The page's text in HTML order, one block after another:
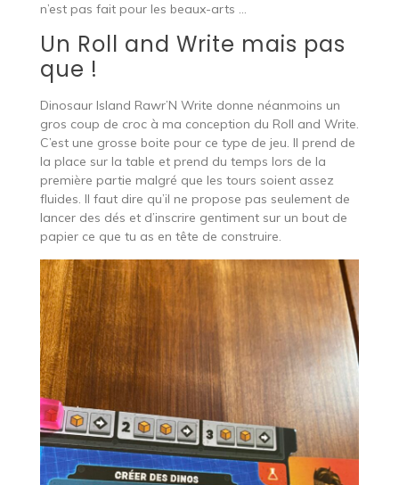
n’est pas fait pour les beaux-arts …
Un Roll and Write mais pas
que !
Dinosaur Island Rawr’N Write donne néanmoins un
gros coup de croc à ma conception du Roll and Write.
C’est une grosse boite pour ce type de jeu. Il prend de
la place sur la table et prend du temps lors de la
première partie malgré que les tours soient assez
fluides. Il faut dire qu’il ne propose pas seulement de
lancer des dés et d’inscrire gentiment sur un bout de
papier ce que tu as en tête de construire.